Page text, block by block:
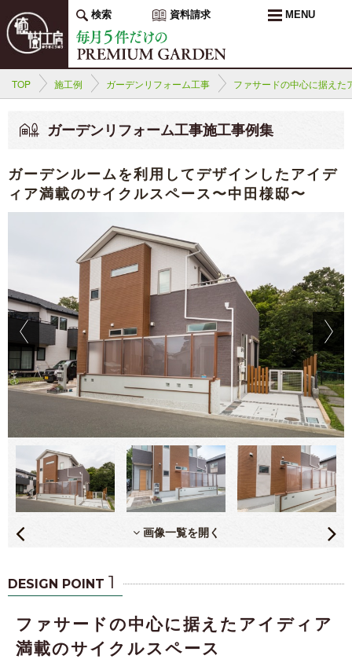
検索 資料請求 MENU
TOP 施工例 ガーデンリフォーム工事 ファサードの中心に据えた
ガーデンリフォーム工事施工事例集
ガーデンルームを利用してデザインしたアイデ
ィア満載のサイクルスペース〜中田様邸〜
画像一覧を開く
DESIGN POINT 1
ファサードの中心に据えたアイディア
満載のサイクルスペース